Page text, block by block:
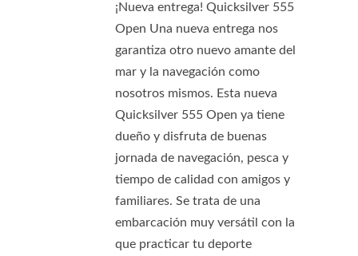
¡Nueva entrega! Quicksilver 555
Open Una nueva entrega nos
garantiza otro nuevo amante del
mar y la navegación como
nosotros mismos. Esta nueva
Quicksilver 555 Open ya tiene
dueño y disfruta de buenas
jornada de navegación, pesca y
tiempo de calidad con amigos y
familiares. Se trata de una
embarcación muy versátil con la
que practicar tu deporte